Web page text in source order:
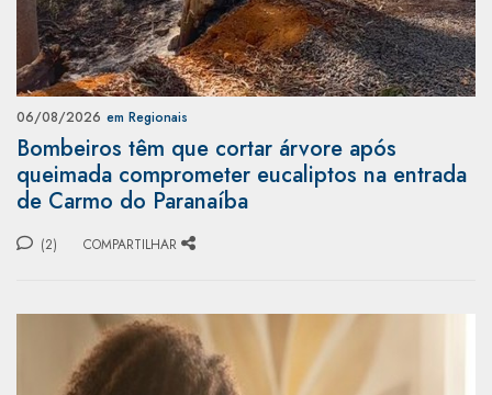
06/08/2026 em Regionais
Bombeiros têm que cortar árvore após
queimada comprometer eucaliptos na entrada
de Carmo do Paranaíba
(2) COMPARTILHAR